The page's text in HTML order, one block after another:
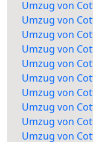
Umzug von
Umzug von
Umzug von
Umzug von
Umzug von
Umzug von
Umzug von
Umzug von
Umzug von
Umzug von